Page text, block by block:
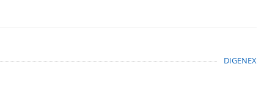
DIGENEX